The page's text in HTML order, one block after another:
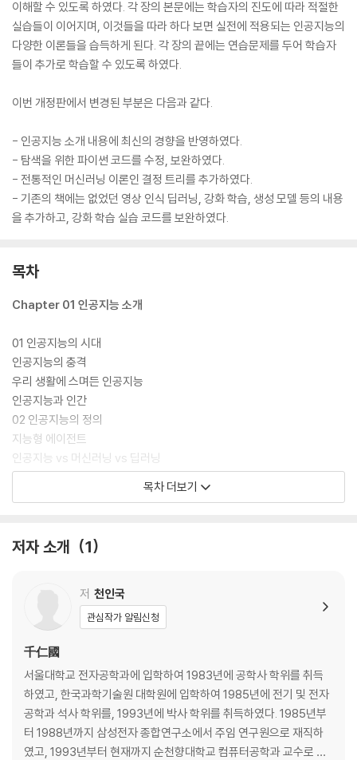
이해할 수 있도록 하였다. 각 장의 본문에는 학습자의 진도에 따라 적절한
실습들이 이어지며, 이것들을 따라 하다 보면 실전에 적용되는 인공지능의
다양한 이론들을 습득하게 된다. 각 장의 끝에는 연습문제를 두어 학습자
들이 추가로 학습할 수 있도록 하였다.
이번 개정판에서 변경된 부분은 다음과 같다.
- 인공지능 소개 내용에 최신의 경향을 반영하였다.
- 탐색을 위한 파이썬 코드를 수정, 보완하였다.
- 전통적인 머신러닝 이론인 결정 트리를 추가하였다.
- 기존의 책에는 없었던 영상 인식 딥러닝, 강화 학습, 생성 모델 등의 내용
을 추가하고, 강화 학습 실습 코드를 보완하였다.
목차
Chapter 01 인공지능 소개
01 인공지능의 시대
인공지능의 충격
우리 생활에 스며든 인공지능
인공지능과 인간
02 인공지능의 정의
지능형 에이전트
인공지능 vs 머신러닝 vs 딥러닝
03 튜링 테스트
튜링 테스트의 문제점
인공지능의 태동(1943-1956)
황금기(1956-1974)
첫 번째 인공지능의 겨울(1974-1980)
전성 시대(1980-1987)
두 번째 인공지능의 겨울(1987-1993)
인공지능의 부활(1993-2011)
딥러닝, 빅데이터 및 인공지능(2011-현재)
05 인공지능은 어디에 필요할까?
자율주행 자동차
목차 더보기
저자 소개 1
저 천인국
관심작가 알림신청
千仁國
서울대학교 전자공학과에 입학하여 1983년에 공학사 학위를 취득
하였고, 한국과학기술원 대학원에 입학하여 1985년에 전기 및 전자
공학과 석사 학위를, 1993년에 박사 학위를 취득하였다. 1985년부
터 1988년까지 삼성전자 종합연구소에서 주임 연구원으로 재직하
였고, 1993년부터 현재까지 순천향대학교 컴퓨터공학과 교수로 재